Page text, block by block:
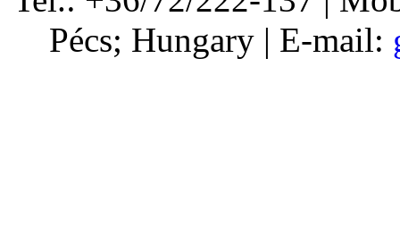
Pécs; Hungary | E-mail: